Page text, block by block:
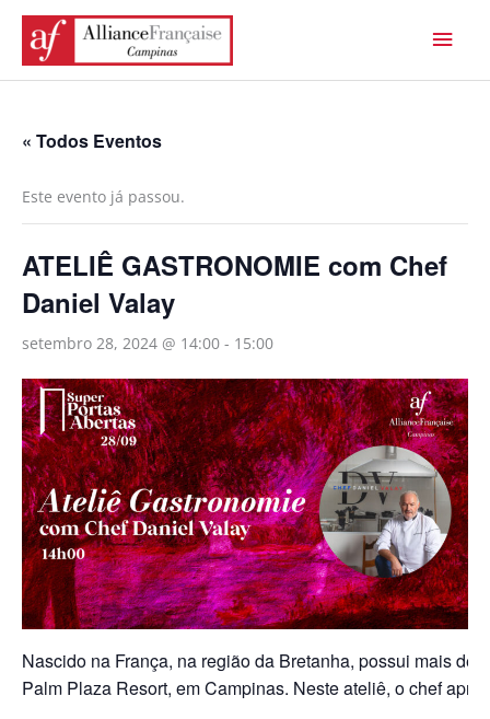
para
« Todos Eventos
Este evento já passou.
ATELIÊ GASTRONOMIE com Chef
Daniel Valay
setembro 28, 2024 @ 14:00 - 15:00
Nascido na França, na região da Bretanha, possui mais
Palm Plaza Resort, em Campinas. Neste ateliê, o chef